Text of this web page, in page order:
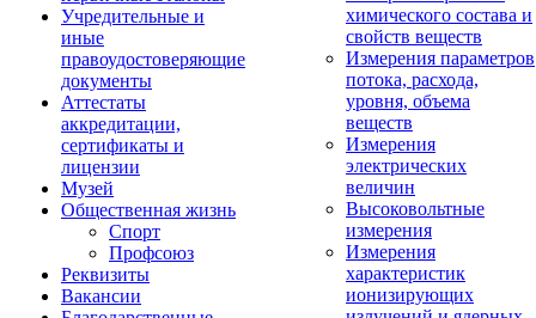
Учредительные и
иные
правоудостоверяющие
документы
Аттестаты
аккредитации,
сертификаты и
лицензии
Музей
Общественная жизнь
Спорт
Профсоюз
Реквизиты
Вакансии
химического состава и
свойств веществ
Измерения параметров
потока, расхода,
уровня, объема
веществ
Измерения
электрических
величин
Высоковольтные
измерения
Измерения
характеристик
ионизирующих